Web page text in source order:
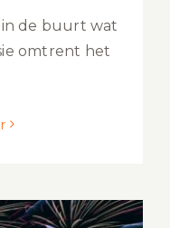
de buurt wat
omtrent het